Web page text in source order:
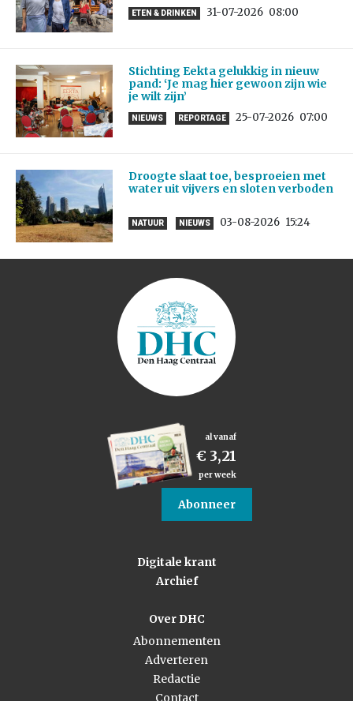
ETEN & DRINKEN 31-07-2026 08:00
Stichting Eekta gelukkig in nieuw
pand: ‘Je mag hier gewoon zijn wie
je wilt zijn’
NIEUWS REPORTAGE 25-07-2026 07:00
Droogte slaat toe, besproeien met
water uit vijvers en sloten verboden
NATUUR NIEUWS 03-08-2026 15:24
al vanaf
€ 3,21
per week
Abonneer
Digitale krant
Archief
Over DHC
Abonnementen
Adverteren
Redactie
Contact